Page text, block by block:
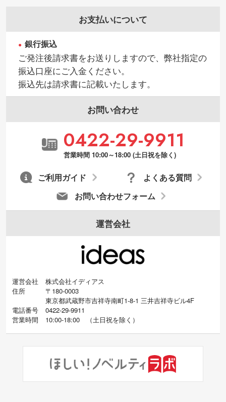
お支払いについて
銀行振込
ご発注後請求書をお送りしますので、弊社指定の
振込口座にご入金ください。
振込先は請求書に記載いたします。
お問い合わせ
0422-29-9911
営業時間 10:00～18:00 (土日祝を除く)
お問い合わせフォーム
よくある質問
ご利用ガイド
運営会社
運営会社
株式会社イディアス
住所
〒180-0003
東京都武蔵野市吉祥寺南町1-8-1 三井吉祥寺ビル4F
電話番号
0422-29-9911
営業時間
10:00-18:00 （土日祝を除く）